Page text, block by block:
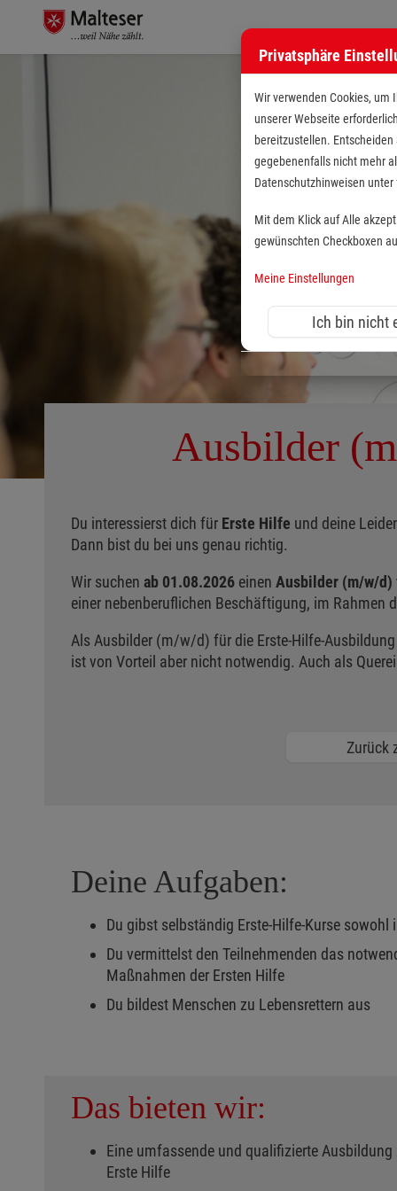
Ausbilder
Du interessierst dich für Erste Hilfe und deine
Dann bist du bei uns genau richtig.
Wir suchen ab 01.08.2026 einen Ausbilder (m/w/
einer nebenberuflichen Beschäftigung, im
Als Ausbilder (m/w/d) für die Erste-Hilfe-
ist von Vorteil aber nicht notwendig. Auch als
Zurück
Deine Aufgaben:
Du gibst selbständig Erste-Hilfe-Kurse
Du vermittelst den Teilnehmenden das
Maßnahmen der Ersten Hilfe
Du bildest Menschen zu Lebensrettern aus
Das bieten wir:
Eine umfassende und qualifizierte
Erste Hilfe
Privatsphäre
Wir verwenden Cookies, um
unserer Webseite
bereitzustellen.
gegebenenfalls nicht mehr
Datenschutzhinweisen
Mit dem Klick auf Alle
gewünschten Checkboxen
Meine Einstellungen
Ich bin nicht